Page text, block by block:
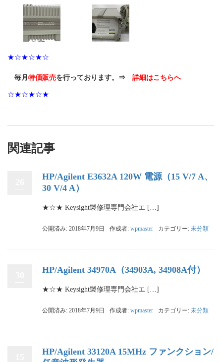
★☆★☆★☆
毎月 特価販売を行っております。⇒ 詳細はこちらへ
☆★☆★☆★
関連記事
HP/Agilent E3632A 120W 電源（15 V/7 A、
30 V/4 A）
★☆★ Keysight製修理専門会社エ […]
公開済み: 2018年7月9日 作成者: wpmaster カテゴリー: 未分類
HP/Agilent 34970A（34903A, 34908A付）
★☆★ Keysight製修理専門会社エ […]
公開済み: 2018年7月9日 作成者: wpmaster カテゴリー: 未分類
HP/Agilent 33120A 15MHz ファンクション/